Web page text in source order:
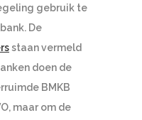
gebruik te
De
staan vermeld
doen de
BMKB
maar om de